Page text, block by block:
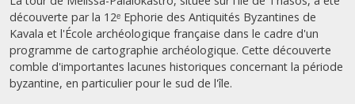
découverte par la 12ᵉ Ephorie des Antiquités Byzantines de
Kavala et l'École archéologique française dans le cadre d'un
programme de cartographie archéologique. Cette découverte
comble d'importantes lacunes historiques concernant la période
byzantine, en particulier pour le sud de l'île.